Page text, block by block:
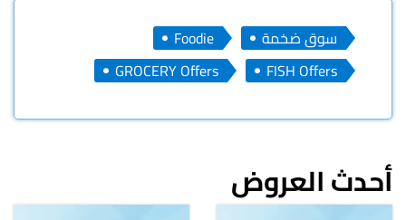
سوق ضخمة
Foodie
FISH Offers
GROCERY Offers
أحدث العروض